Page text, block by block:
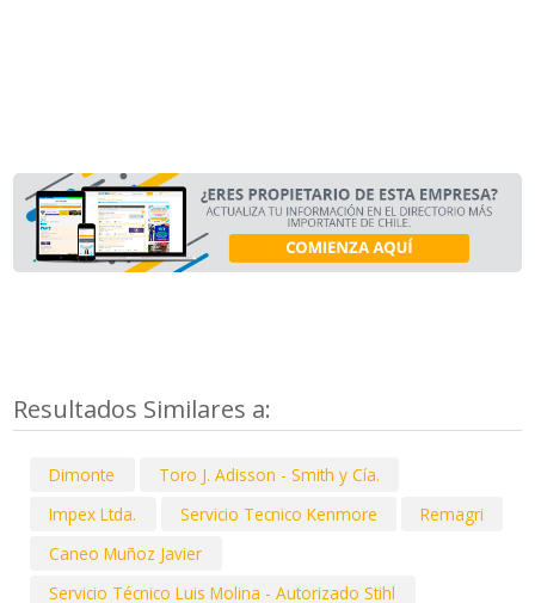
Resultados Similares a:
Dimonte
Toro J. Adisson - Smith y Cía.
Impex Ltda.
Servicio Tecnico Kenmore
Remagri
Caneo Muñoz Javier
Servicio Técnico Luis Molina - Autorizado Stihl